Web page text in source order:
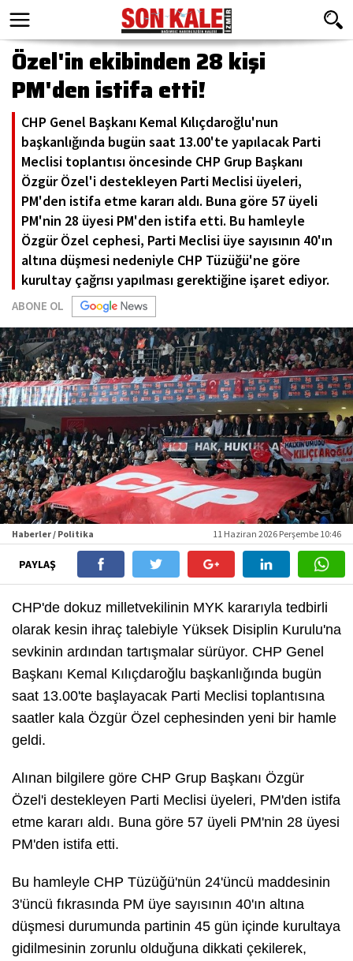
Özel'in ekibinden 28 kişi
PM'den istifa etti!
CHP Genel Başkanı Kemal Kılıçdaroğlu'nun
başkanlığında bugün saat 13.00'te yapılacak Parti
Meclisi toplantısı öncesinde CHP Grup Başkanı
Özgür Özel'i destekleyen Parti Meclisi üyeleri,
PM'den istifa etme kararı aldı. Buna göre 57 üyeli
PM'nin 28 üyesi PM'den istifa etti. Bu hamleyle
Özgür Özel cephesi, Parti Meclisi üye sayısının 40'ın
altına düşmesi nedeniyle CHP Tüzüğü'ne göre
kurultay çağrısı yapılması gerektiğine işaret ediyor.
ABONE OL
Haberler / Politika 11 Haziran 2026 Perşembe 10:46
PAYLAŞ
CHP'de dokuz milletvekilinin MYK kararıyla tedbirli
olarak kesin ihraç talebiyle Yüksek Disiplin Kurulu'na
sevkinin ardından tartışmalar sürüyor. CHP Genel
Başkanı Kemal Kılıçdaroğlu başkanlığında bugün
saat 13.00'te başlayacak Parti Meclisi toplantısına
saatler kala Özgür Özel cephesinden yeni bir hamle
geldi.
Alınan bilgilere göre CHP Grup Başkanı Özgür
Özel'i destekleyen Parti Meclisi üyeleri, PM'den istifa
etme kararı aldı. Buna göre 57 üyeli PM'nin 28 üyesi
PM'den istifa etti.
Bu hamleyle CHP Tüzüğü'nün 24'üncü maddesinin
3'üncü fıkrasında PM üye sayısının 40'ın altına
düşmesi durumunda partinin 45 gün içinde kurultaya
gidilmesinin zorunlu olduğuna dikkati çekilerek,